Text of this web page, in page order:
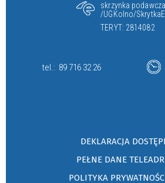
skrzynka
/UGKolno/
TERYT: 2814082
tel.: 89 716 32 26
DEKLARACJA
PEŁNE DANE
POLITYKA